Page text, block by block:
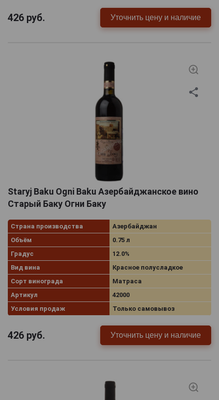
426 руб. Уточнить цену и наличие
Staryj Baku Ogni Baku Азербайджанское вино
Старый Баку Огни Баку
Страна производства
Азербайджан
Объём
0.75 л
Градус
12.0%
Вид вина
Красное полусладкое
Сорт винограда
Матраса
Артикул
42000
Условия продаж
Только самовывоз
426 руб. Уточнить цену и наличие